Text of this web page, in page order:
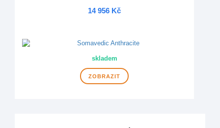
14 956 Kč
skladem
ZOBRAZIT